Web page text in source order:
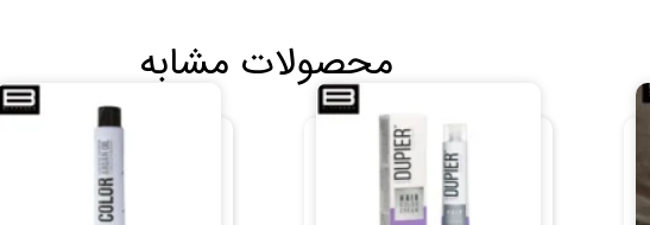
محصولات مشابه